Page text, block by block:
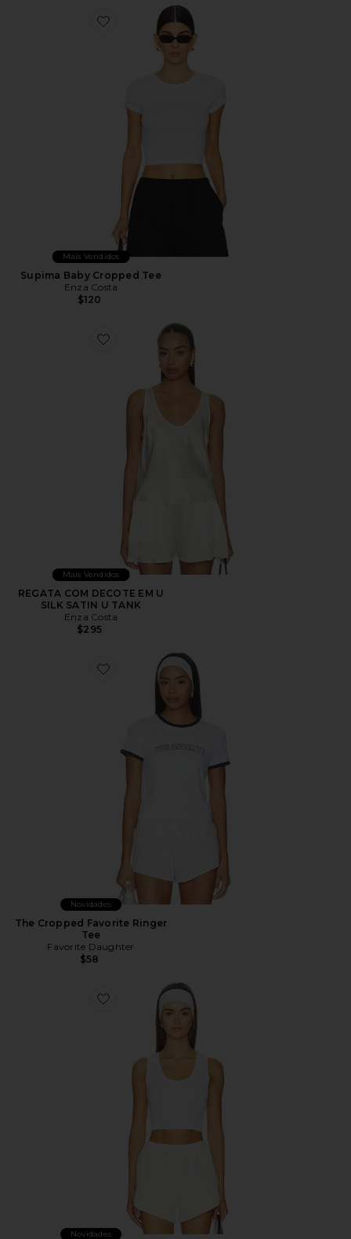
Favorite Supima Baby Cropped Tee
Mais Vendidos
Supima Baby Cropped Tee
Enza Costa
$120
Favorite REGATA COM DECOTE EM U SILK SATIN U
Mais Vendidos
REGATA COM DECOTE EM U
SILK SATIN U TANK
Enza Costa
$295
Favorite The Cropped Favorite Ringer Tee
Novidades
The Cropped Favorite Ringer
Tee
Favorite Daughter
$58
Favorite The Cutting It Close Crop Tank
Novidades